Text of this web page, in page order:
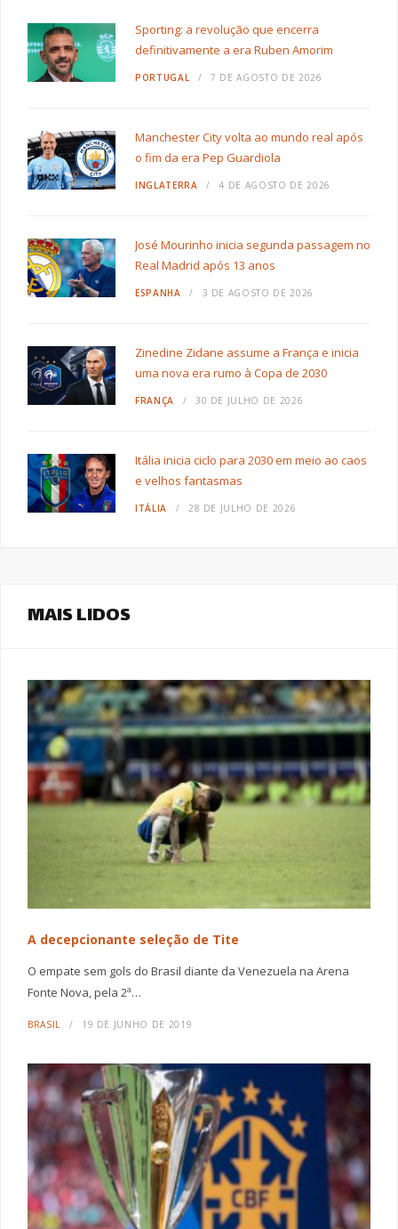
Sporting: a revolução que encerra
definitivamente a era Ruben Amorim
PORTUGAL 7 DE AGOSTO DE 2026
Manchester City volta ao mundo real após
o fim da era Pep Guardiola
INGLATERRA 4 DE AGOSTO DE 2026
José Mourinho inicia segunda passagem no
Real Madrid após 13 anos
ESPANHA 3 DE AGOSTO DE 2026
Zinedine Zidane assume a França e inicia
uma nova era rumo à Copa de 2030
FRANÇA 30 DE JULHO DE 2026
Itália inicia ciclo para 2030 em meio ao caos
e velhos fantasmas
ITÁLIA 28 DE JULHO DE 2026
MAIS LIDOS
A decepcionante seleção de Tite
O empate sem gols do Brasil diante da Venezuela na Arena
Fonte Nova, pela 2ª…
BRASIL 19 DE JUNHO DE 2019